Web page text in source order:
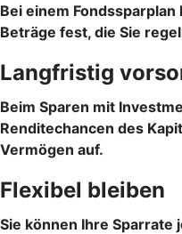
Bei einem
Beträge fest, die Sie
Langfristig
Beim Sparen mit
Renditechancen des
Vermögen auf.
Flexibel bleiben
Sie können Ihre Sparrate